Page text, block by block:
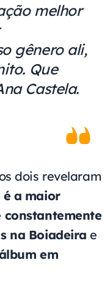
melhor
gênero ali,
Que
Castela.
dois revelaram
é a maior
constantemente
na Boiadeira e
em